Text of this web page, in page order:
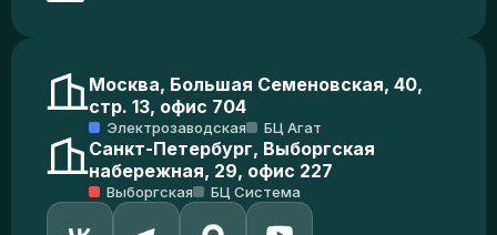
Москва, Большая Семеновская, 40,
стр. 13, офис 704
Электрозаводская БЦ Агат
Санкт-Петербург, Выборгская
набережная, 29, офис 227
Выборгская БЦ Система